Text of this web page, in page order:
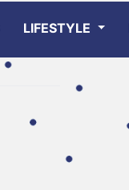
LIFESTYLE